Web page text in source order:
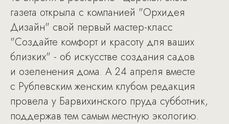
газета открыла с компанией "Орхидея
Дизайн" свой первый мастер-класс
"Создайте комфорт и красоту для ваших
близких" - об искусстве создания садов
и озеленения дома. А 24 апреля вместе
с Рублевским женским клубом редакция
провела у Барвихинского пруда субботник,
поддержав тем самым местную экологию.